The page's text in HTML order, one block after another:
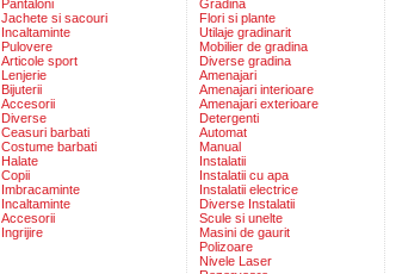
Pantaloni
Jachete si sacouri
Incaltaminte
Pulovere
Articole sport
Lenjerie
Bijuterii
Accesorii
Diverse
Ceasuri barbati
Costume barbati
Halate
Copii
Imbracaminte
Incaltaminte
Accesorii
Ingrijire
Gradina
Flori si plante
Utilaje gradinarit
Mobilier de gradina
Diverse gradina
Amenajari
Amenajari interioare
Amenajari exterioare
Detergenti
Automat
Manual
Instalatii
Instalatii cu apa
Instalatii electrice
Diverse Instalatii
Scule si unelte
Masini de gaurit
Polizoare
Nivele Laser